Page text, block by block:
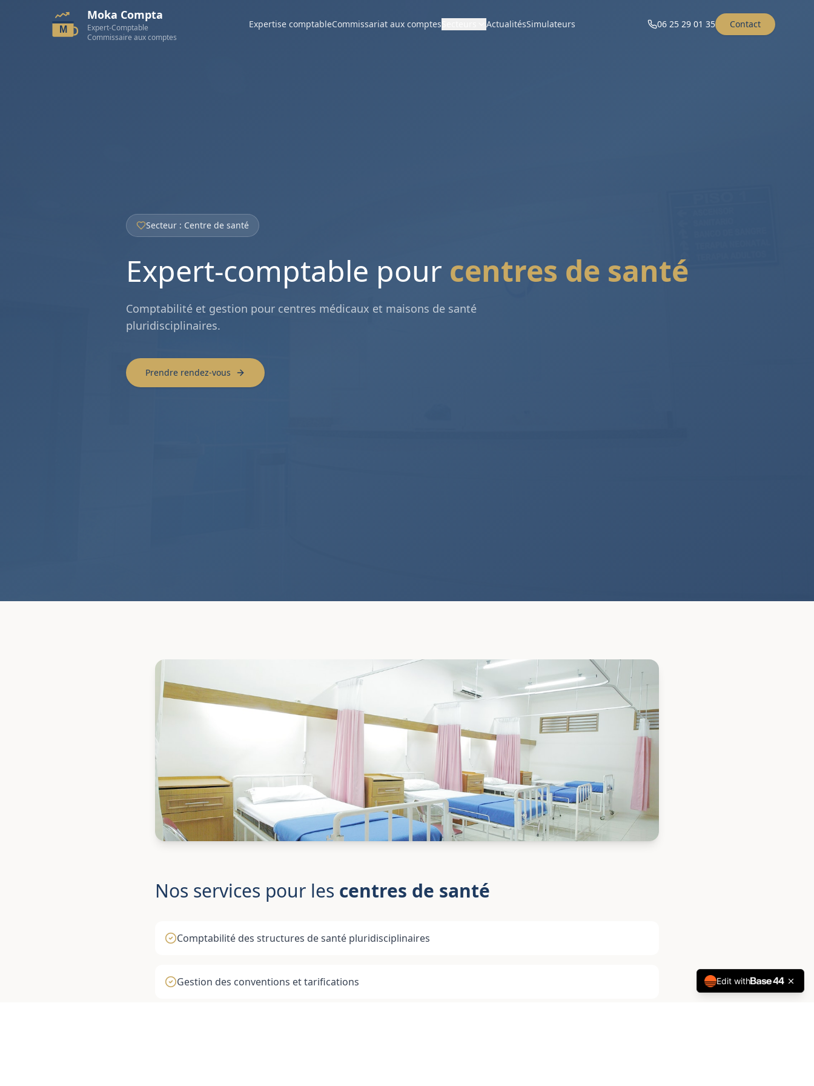
M
Moka Compta
Expert-Comptable
Commissaire aux comptes
Expertise comptableCommissariat aux comptes ActualitésSimulateurs 06 25 29 01 35 Contact
Secteur : Centre de santé
Expert-comptable pour centres de santé
Comptabilité et gestion pour centres médicaux et maisons de santé
pluridisciplinaires.
Prendre rendez-vous
Nos services pour les centres de santé
Comptabilité des structures de santé pluridisciplinaires
Gestion des conventions et tarifications Edit with